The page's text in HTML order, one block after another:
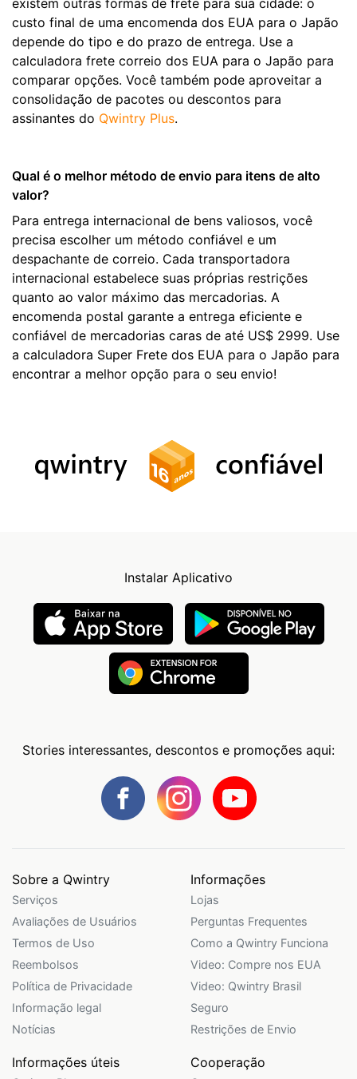
custo final de uma encomenda dos EUA para o Japão
depende do tipo e do prazo de entrega. Use a
calculadora frete correio dos EUA para o Japão para
comparar opções. Você também pode aproveitar a
consolidação de pacotes ou descontos para
assinantes do Qwintry Plus.
Qual é o melhor método de envio para itens de alto
valor?
Para entrega internacional de bens valiosos, você
precisa escolher um método confiável e um
despachante de correio. Cada transportadora
internacional estabelece suas próprias restrições
quanto ao valor máximo das mercadorias. A
encomenda postal garante a entrega eficiente e
confiável de mercadorias caras de até US$ 2999. Use
a calculadora Super Frete dos EUA para o Japão para
encontrar a melhor opção para o seu envio!
Instalar Aplicativo
Stories interessantes, descontos e promoções aqui:
Sobre a Qwintry
Serviços
Avaliações de Usuários
Termos de Uso
Reembolsos
Política de Privacidade
Informação legal
Notícias
Informações
Lojas
Perguntas Frequentes
Como a Qwintry Funciona
Video: Compre nos EUA
Video: Qwintry Brasil
Seguro
Restrições de Envio
Informações úteis Cooperação